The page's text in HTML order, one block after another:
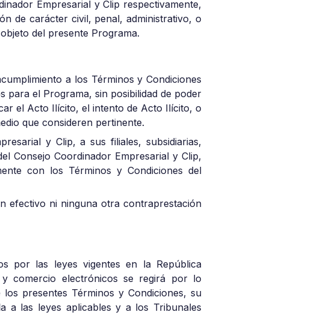
Empresarial y Clip respectivamente,
de carácter civil, penal, administrativo, o
del presente Programa.
a los Términos y Condiciones
para el Programa, sin posibilidad de poder
el Acto Ilícito, el intento de Acto Ilícito, o
que consideren pertinente.
y Clip, a sus filiales, subsidiarias,
Consejo Coordinador Empresarial y Clip,
con los Términos y Condiciones del
efectivo ni ninguna otra contraprestación
por las leyes vigentes en la República
comercio electrónicos se regirá por lo
presentes Términos y Condiciones, su
a las leyes aplicables y a los Tribunales